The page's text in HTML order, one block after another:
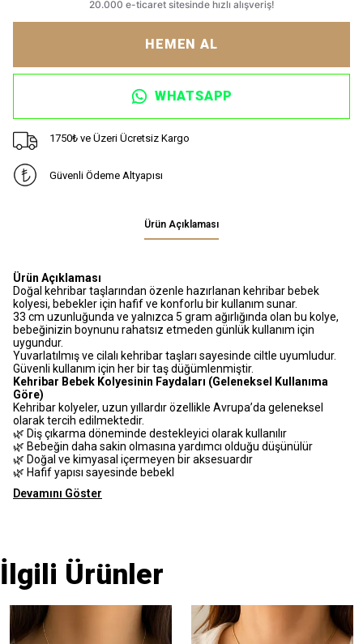
HEMEN AL
WHATSAPP
1750₺ ve Üzeri Ücretsiz Kargo
Güvenli Ödeme Altyapısı
Ürün Açıklaması
Ürün Açıklaması
Doğal kehribar taşlarından özenle hazırlanan kehribar bebek
kolyesi, bebekler için hafif ve konforlu bir kullanım sunar.
33 cm uzunluğunda ve yalnızca 5 gram ağırlığında olan bu kolye,
bebeğinizin boynunu rahatsız etmeden günlük kullanım için
uygundur.
Yuvarlatılmış ve cilalı kehribar taşları sayesinde ciltle uyumludur.
Güvenli kullanım için her bir taş düğümlenmiştir.
Kehribar Bebek Kolyesinin Faydaları (Geleneksel Kullanıma
Göre)
Kehribar kolyeler, uzun yıllardır özellikle Avrupa’da geleneksel
olarak tercih edilmektedir.
🌿 Diş çıkarma döneminde destekleyici olarak kullanılır
🌿 Bebeğin daha sakin olmasına yardımcı olduğu düşünülür
🌿 Doğal ve kimyasal içermeyen bir aksesuardır
🌿 Hafif yapısı sayesinde bebekl
Devamını Göster
İlgili Ürünler